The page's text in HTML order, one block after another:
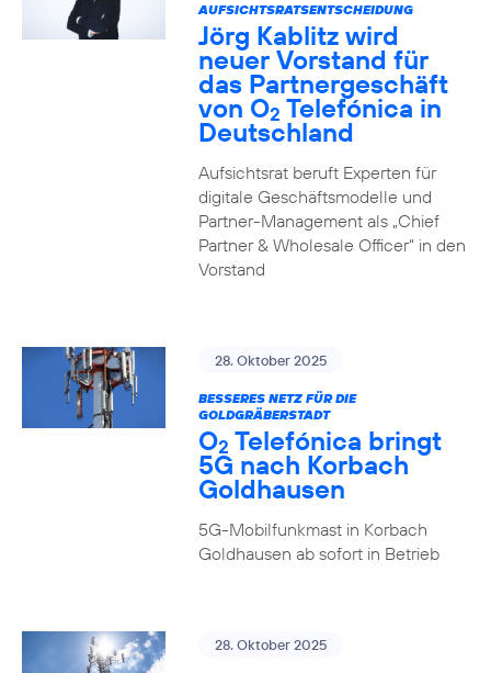
AUFSICHTSRATSENTSCHEIDUNG
Jörg Kablitz wird
neuer Vorstand für
das Partnergeschäft
von O2 Telefónica in
Deutschland
Aufsichtsrat beruft Experten für
digitale Geschäftsmodelle und
Partner-Management als „Chief
Partner & Wholesale Officer“ in den
Vorstand
28. Oktober 2025
BESSERES NETZ FÜR DIE
GOLDGRÄBERSTADT
O2 Telefónica bringt
5G nach Korbach
Goldhausen
5G-Mobilfunkmast in Korbach
Goldhausen ab sofort in Betrieb
28. Oktober 2025